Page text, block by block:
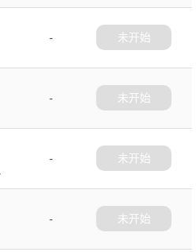
-
未开始
-
未开始
-
未开始
-
未开始